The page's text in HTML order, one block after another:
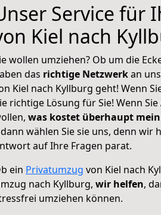
Service für
Kiel nach
wollen umziehen? Ob um die
das richtige Netzwerkan
Kiel nach Kyllburg geht! Wenn
richtige Lösung für Sie! Wenn
was kostet überhaupt
wählen Sie sie uns, denn wir
auf Ihre Fragen parat.
ein Privatumzug von Kiel nach
nach Kyllburg, wir helfen,
umziehen können.